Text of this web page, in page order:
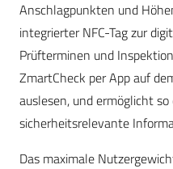
Anschlagpunkten und
integrierter NFC-Tag zur
Prüfterminen und
ZmartCheck per App auf
auslesen, und ermöglicht
sicherheitsrelevante
Das maximale